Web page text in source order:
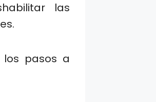
las
los pasos a